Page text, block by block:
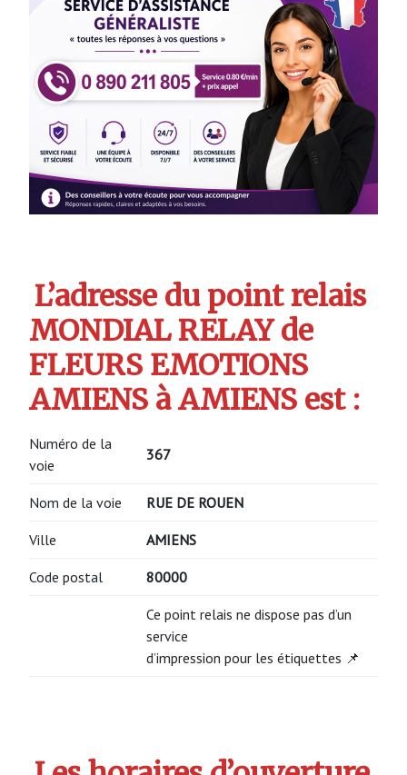
L’adresse du point relais
MONDIAL RELAY de
FLEURS EMOTIONS
AMIENS à AMIENS est :
Numéro de la
voie
367
Nom de la voie RUE DE ROUEN
Ville AMIENS
Code postal 80000
Ce point relais ne dispose pas d’un
service
d’impression pour les étiquettes 📌